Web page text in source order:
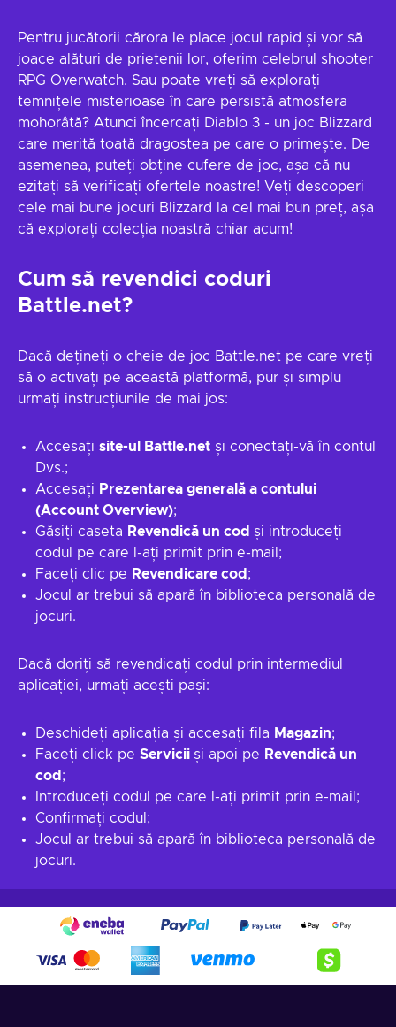
Pentru jucătorii cărora le place jocul rapid și vor să
joace alături de prietenii lor, oferim celebrul shooter
RPG Overwatch. Sau poate vreți să explorați
temnițele misterioase în care persistă atmosfera
mohorâtă? Atunci încercați Diablo 3 - un joc Blizzard
care merită toată dragostea pe care o primește. De
asemenea, puteți obține cufere de joc, așa că nu
ezitați să verificați ofertele noastre! Veți descoperi
cele mai bune jocuri Blizzard la cel mai bun preț, așa
că explorați colecția noastră chiar acum!
Cum să revendici coduri
Battle.net?
Dacă dețineți o cheie de joc Battle.net pe care vreți
să o activați pe această platformă, pur și simplu
urmați instrucțiunile de mai jos:
Accesați site-ul Battle.net și conectați-vă în contul
Dvs.;
Accesați Prezentarea generală a contului
(Account Overview);
Găsiți caseta Revendică un cod și introduceți
codul pe care l-ați primit prin e-mail;
Faceți clic pe Revendicare cod ;
Jocul ar trebui să apară în biblioteca personală de
jocuri.
Dacă doriți să revendicați codul prin intermediul
aplicației, urmați acești pași:
Deschideți aplicația și accesați fila Magazin;
Faceți click pe Servicii și apoi pe Revendică un
cod ;
Introduceți codul pe care l-ați primit prin e-mail;
Confirmați codul;
Jocul ar trebui să apară în biblioteca personală de
jocuri.